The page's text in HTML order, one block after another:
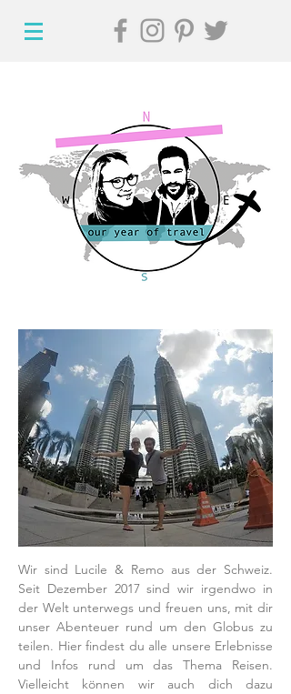
Hi, willkommen auf
unserem Reiseblog!
Wir sind Lucile & Remo aus der Schweiz.
Seit Dezember 2017 sind wir irgendwo in
der Welt unterwegs und freuen uns, mit dir
unser Abenteuer rund um den Globus zu
teilen. Hier findest du alle unsere Erlebnisse
und Infos rund um das Thema Reisen.
Vielleicht können wir auch dich dazu